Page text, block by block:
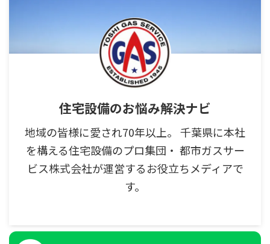
住宅設備のお悩み解決ナビ
地域の皆様に愛され70年以上。 千葉県に本社
を構える住宅設備のプロ集団・ 都市ガスサー
ビス株式会社が運営するお役立ちメディアで
す。